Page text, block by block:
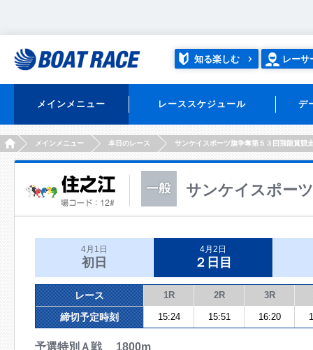
知る楽しむ レーサ
メインメニュー レーススケジュール デ
HOMEメインメニュー 本日のレース サンケイスポーツ旗争奪第５３回飛龍賞競
サンケイスポー
4月1日
初日
4月2日
２日目
レース 1R 2R 3R
締切予定時刻 15:24 15:51 16:20
予選特別Ａ戦 1800m